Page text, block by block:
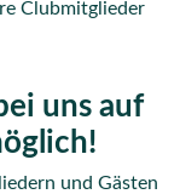
Clubmitglieder
uns auf
und Gästen